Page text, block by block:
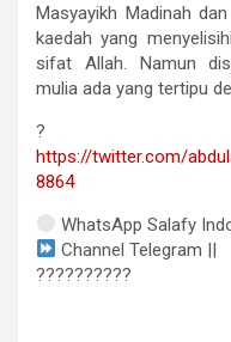
Masyayikh Madinah
kaedah yang
sifat Allah. Namun
mulia ada yang tertipu
?
https://twitter.com/
8864
WhatsApp Salafy
Channel Telegram ||
??????????